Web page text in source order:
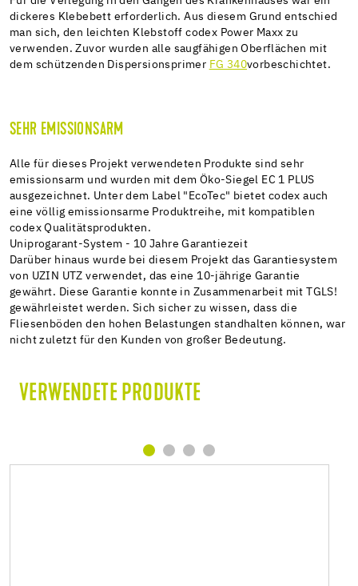
dickeres Klebebett erforderlich. Aus diesem Grund entschied
man sich, den leichten Klebstoff codex Power Maxx zu
verwenden. Zuvor wurden alle saugfähigen Oberflächen mit
dem schützenden Dispersionsprimer FG 340vorbeschichtet.
SEHR EMISSIONSARM
Alle für dieses Projekt verwendeten Produkte sind sehr
emissionsarm und wurden mit dem Öko-Siegel EC 1 PLUS
ausgezeichnet. Unter dem Label "EcoTec" bietet codex auch
eine völlig emissionsarme Produktreihe, mit kompatiblen
codex Qualitätsprodukten.
Uniprogarant-System - 10 Jahre Garantiezeit
Darüber hinaus wurde bei diesem Projekt das Garantiesystem
von UZIN UTZ verwendet, das eine 10-jährige Garantie
gewährt. Diese Garantie konnte in Zusammenarbeit mit TGLS!
gewährleistet werden. Sich sicher zu wissen, dass die
Fliesenböden den hohen Belastungen standhalten können, war
nicht zuletzt für den Kunden von großer Bedeutung.
VERWENDETE PRODUKTE